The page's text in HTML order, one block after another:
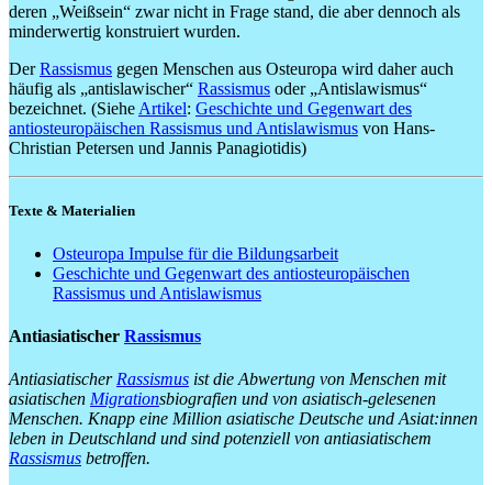
deren „Weißsein“ zwar nicht in Frage stand, die aber dennoch als
minderwertig konstruiert wurden.
DerRassismus gegen Menschen aus Osteuropa wird daher auch
häufig als „antislawischer“ Rassismus oder „Antislawismus“
bezeichnet. (Siehe Artikel: Geschichte und Gegenwart des
antiosteuropäischen Rassismus und Antislawismus von Hans-
Christian Petersen und Jannis Panagiotidis)
Texte & Materialien
Osteuropa Impulse für die Bildungsarbeit
Geschichte und Gegenwart des antiosteuropäischen
Rassismus und Antislawismus
Antiasiatischer Rassismus
AntiasiatischerRassismus ist die Abwertung von Menschen mit
asiatischen Migrationsbiografien und von asiatisch-gelesenen
Menschen. Knapp eine Million asiatische Deutsche und Asiat:innen
leben in Deutschland und sind potenziell von antiasiatischem
Rassismus betroffen.